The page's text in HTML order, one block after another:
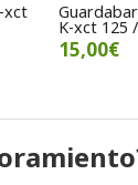
xct
K-xct 125
15,00€